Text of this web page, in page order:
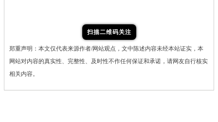
扫描二维码关注
郑重声明：本文仅代表来源作者/网站观点，文中陈述内容未经本站证实，本
网站对内容的真实性、完整性、及时性不作任何保证和承诺，请网友自行核实
相关内容。